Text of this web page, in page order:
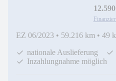
EZ 06/2023 • 59.216 km • 49
nationale Auslieferung
Inzahlungnahme möglich